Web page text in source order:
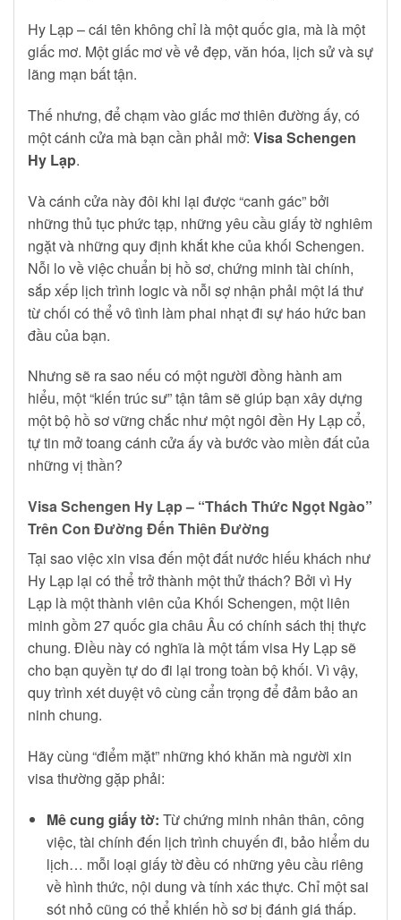
Hy Lạp – cái tên không chỉ là một quốc gia, mà là một
giấc mơ. Một giấc mơ về vẻ đẹp, văn hóa, lịch sử và sự
lãng mạn bất tận.
Thế nhưng, để chạm vào giấc mơ thiên đường ấy, có
một cánh cửa mà bạn cần phải mở: Visa Schengen
Hy Lạp.
Và cánh cửa này đôi khi lại được “canh gác” bởi
những thủ tục phức tạp, những yêu cầu giấy tờ nghiêm
ngặt và những quy định khắt khe của khối Schengen.
Nỗi lo về việc chuẩn bị hồ sơ, chứng minh tài chính,
sắp xếp lịch trình logic và nỗi sợ nhận phải một lá thư
từ chối có thể vô tình làm phai nhạt đi sự háo hức ban
đầu của bạn.
Nhưng sẽ ra sao nếu có một người đồng hành am
hiểu, một “kiến trúc sư” tận tâm sẽ giúp bạn xây dựng
một bộ hồ sơ vững chắc như một ngôi đền Hy Lạp cổ,
tự tin mở toang cánh cửa ấy và bước vào miền đất của
những vị thần?
Visa Schengen Hy Lạp – “Thách Thức Ngọt Ngào”
Trên Con Đường Đến Thiên Đường
Tại sao việc xin visa đến một đất nước hiếu khách như
Hy Lạp lại có thể trở thành một thử thách? Bởi vì Hy
Lạp là một thành viên của Khối Schengen, một liên
minh gồm 27 quốc gia châu Âu có chính sách thị thực
chung. Điều này có nghĩa là một tấm visa Hy Lạp sẽ
cho bạn quyền tự do đi lại trong toàn bộ khối. Vì vậy,
quy trình xét duyệt vô cùng cẩn trọng để đảm bảo an
ninh chung.
Hãy cùng “điểm mặt” những khó khăn mà người xin
visa thường gặp phải:
Mê cung giấy tờ: Từ chứng minh nhân thân, công
việc, tài chính đến lịch trình chuyến đi, bảo hiểm du
lịch… mỗi loại giấy tờ đều có những yêu cầu riêng
về hình thức, nội dung và tính xác thực. Chỉ một sai
sót nhỏ cũng có thể khiến hồ sơ bị đánh giá thấp.